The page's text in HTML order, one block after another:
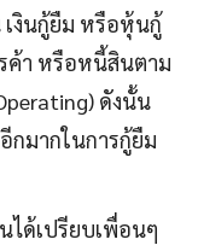
งินกู้ยืม หรือหุ้นกู้
ค้า หรือหนี้สินตาม
ดังนั้น
กมากในการกู้ยืม
ได้เปรียบเพื่อนๆ